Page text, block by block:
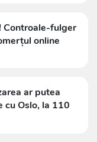
Controale-fulger
online
ar putea
cu Oslo, la 110